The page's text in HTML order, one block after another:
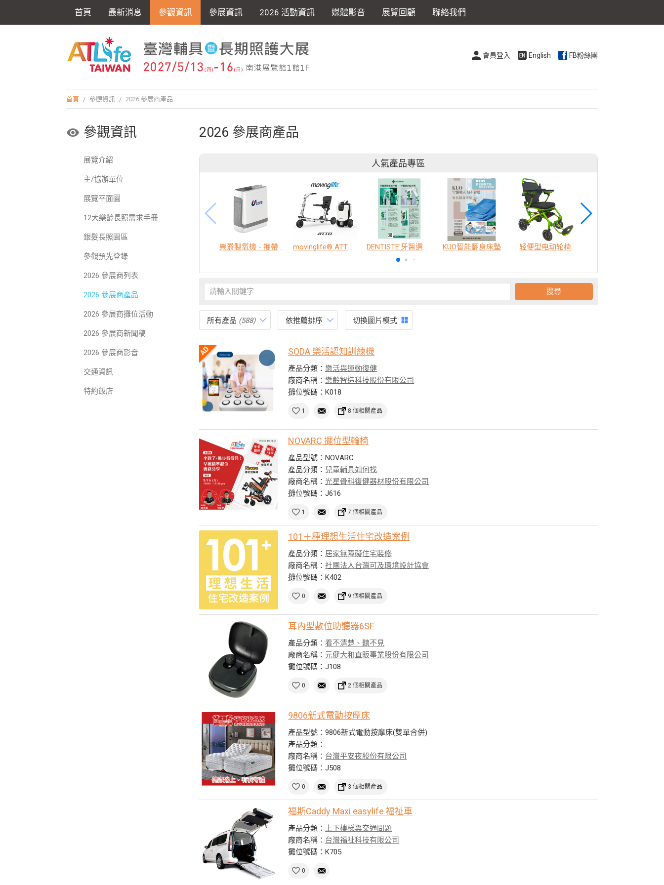
首頁 最新消息 參觀資訊 參展資訊 2026 活動資訊 媒體影音 展覽回顧 聯絡我們
會員登入 English FB粉絲團
首頁 / 參觀資訊 / 2026 參展商產品
參觀資訊
展覽介紹
主/協辦單位
展覽平面圖
12大樂齡長照需求手冊
銀髮長照園區
參觀預先登錄
2026 參展商列表
2026 參展商產品
2026 參展商攤位活動
2026 參展商新聞稿
2026 參展商影音
交通資訊
特約飯店
2026 參展商產品
人氣產品專區
樂爵製氧機 - 攜帶型 movinglife® ATTO新世代電動代步車 經典款 DENTISTE'牙醫選極敏感牙膏、抗蛀牙膏 KUO智能翻身床墊 轻便型电动轮椅
所有產品 (588) 依推薦排序 切換圖片模式
SODA 樂活認知訓練機
產品分類：樂活與運動復健
廠商名稱：樂齡智造科技股份有限公司
攤位號碼：K018
1 8 個相關產品
NOVARC 擺位型輪椅
產品型號：NOVARC
產品分類： 兒童輔具如何找
廠商名稱：光星骨科復健器材股份有限公司
攤位號碼：J616
1 7 個相關產品
101＋種理想生活住宅改造案例
產品分類： 居家無障礙住宅裝修
廠商名稱：社團法人台灣可及環境設計協會
攤位號碼：K402
0 9 個相關產品
耳內型數位助聽器6SF
產品分類：看不清楚、聽不見
廠商名稱： 元健大和直販事業股份有限公司
攤位號碼：J108
0 2 個相關產品
9806新式電動按摩床
產品型號：9806新式電動按摩床(雙單合併)
產品分類：
廠商名稱： 台灣平安夜股份有限公司
攤位號碼：J508
0 3 個相關產品
福斯Caddy Maxi easylife 福祉車
產品分類：
上下樓梯與交通問題
廠商名稱： 台灣福祉科技有限公司
攤位號碼：K705
0